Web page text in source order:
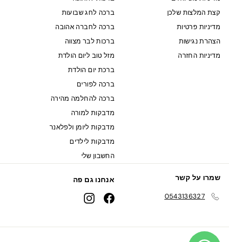
קצת המלצות שלכן
מדיניות פרטיות
הצהרת נגישות
מדיניות החזרה
ברכה לחג שבועות
ברכה לחברה אהובה
ברכות לבר מצווה
מזל טוב ליום הולדת
ברכת יום הולדת
ברכה לפורים
ברכה להחלמה מהירה
מדבקות למורה
מדבקות ליומן ולפלאנר
מדבקות לילדים
החשבון שלי
שמרו על קשר
0543136327
אנחנו גם פה
Facebook
Instagram